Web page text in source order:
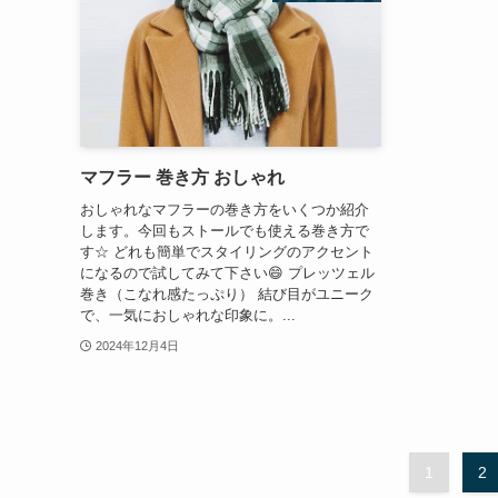
マフラー 巻き方 おしゃれ
おしゃれなマフラーの巻き方をいくつか紹介
します。今回もストールでも使える巻き方で
す☆ どれも簡単でスタイリングのアクセント
になるので試してみて下さい😄 プレッツェル
巻き（こなれ感たっぷり） 結び目がユニーク
で、一気におしゃれな印象に。...
2024年12月4日
1 2